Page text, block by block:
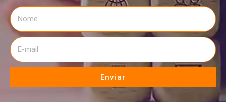
Enviar